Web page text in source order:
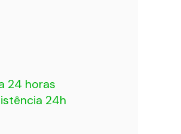
24 horas
24h